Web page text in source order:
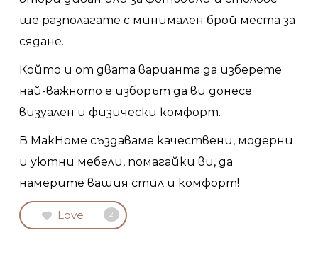
ще разполагате с минимален брой места за
сядане.
Който и от двата варианта да изберете
най-важното е изборът да ви донесе
визуален и физически комфорт.
В МакHоме създаваме качествени, модерни
и уютни мебели, помагайки ви, да
намерите вашия стил и комфорт!
Love 2